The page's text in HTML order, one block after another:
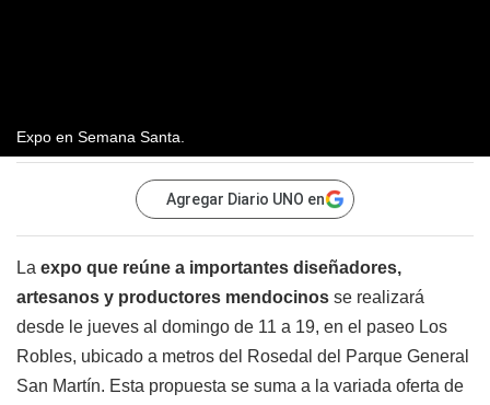
Expo en Semana Santa.
Agregar Diario UNO en
La expo que reúne a importantes diseñadores,
artesanos y productores mendocinos se realizará
desde le jueves al domingo de 11 a 19, en el paseo Los
Robles, ubicado a metros del Rosedal del Parque General
San Martín. Esta propuesta se suma a la variada oferta de